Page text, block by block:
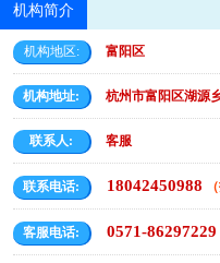
机构简介
机构地区: 富阳区
机构地址: 杭州市富阳区湖源
联系人: 客服
联系电话: 18042450988
客服电话: 0571-86297229